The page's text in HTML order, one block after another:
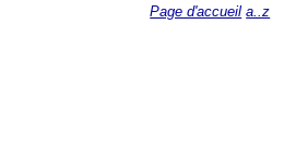
Page d'accueil a..z